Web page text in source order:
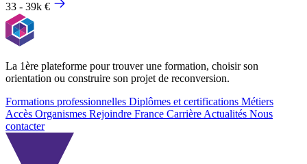
33 - 39k €
La 1ère plateforme pour trouver une formation, choisir son
orientation ou construire son projet de reconversion.
Formations professionnelles Diplômes et certifications Métiers
Accès Organismes Rejoindre France Carrière Actualités Nous
contacter